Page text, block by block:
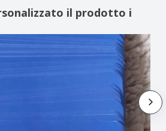
il prodotto i